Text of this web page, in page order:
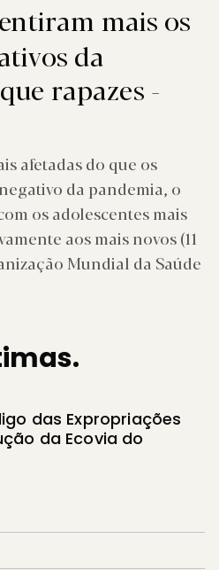
mais os
da
rapazes -
afetadas do que os
da pandemia, o
os adolescentes mais
aos mais novos (11
Mundial da Saúde
da Ecovia do